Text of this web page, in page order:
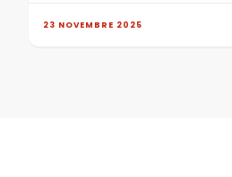
23 NOVEMBRE 2025